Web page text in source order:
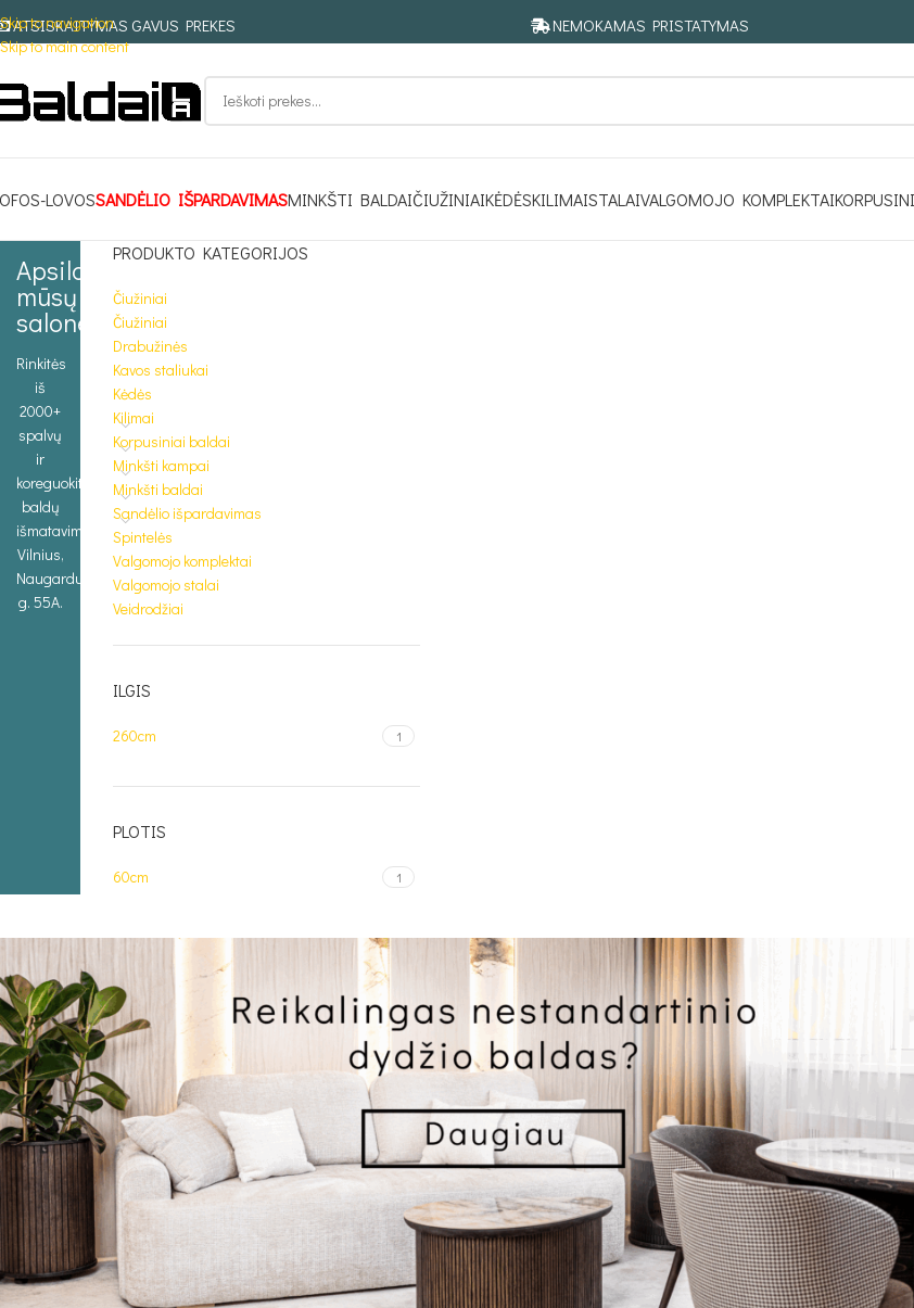
Skip to navigation
Skip to main content
ATSISKAITYMAS GAVUS PREKES NEMOKAMAS PRISTATYMAS
LOVOSSANDĖLIO IŠPARDAVIMASMINKŠTI BALDAIČIUŽINIAIKĖDĖSKILIMAISTALAIVALGOMOJO KOMPLEKTAI
Apsilankykite
mūsų
salone
Rinkitės
iš
2000+
spalvų
ir
koreguokite
baldų
išmatavimus.
Vilnius,
Naugarduko
g. 55A.
PRODUKTO KATEGORIJOS
Čiužiniai
Čiužiniai
Drabužinės
Kavos staliukai
Kėdės
Kilimai
Korpusiniai baldai
Minkšti kampai
Minkšti baldai
Sandėlio išpardavimas
Spintelės
Valgomojo komplektai
Valgomojo stalai
Veidrodžiai
ILGIS
260cm 1
PLOTIS
60cm 1